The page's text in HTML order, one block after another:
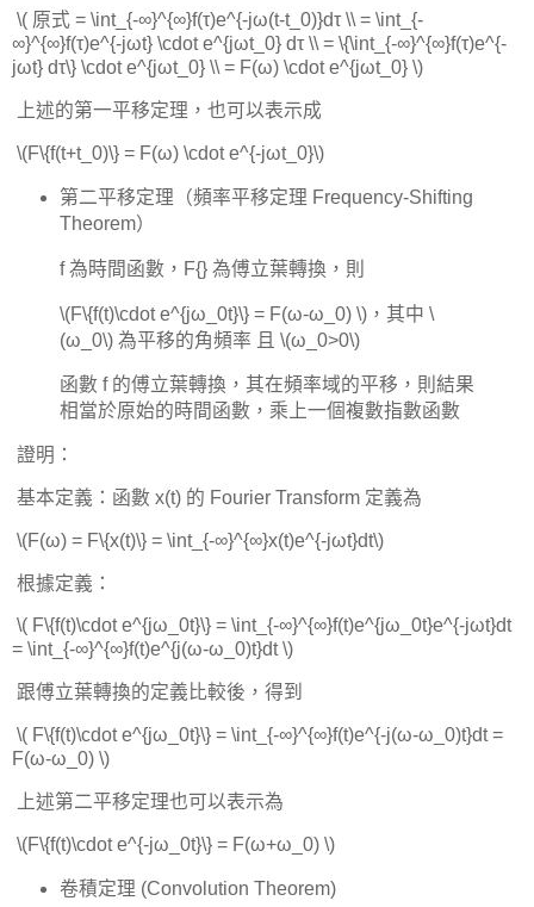
​ \( 原式 = \int_{-∞}^{∞}f(τ)e^{-jω(t-t_0)}dτ \\ ​ = \int_{-
∞}^{∞}f(τ)e^{-jωt} \cdot e^{jωt_0} dτ \\ ​ = \{\int_{-∞}^{∞}f(τ)e^{-
jωt} dτ\} \cdot e^{jωt_0} \\ ​ = F(ω) \cdot e^{jωt_0} \)
​ 上述的第一平移定理，也可以表示成
​ \(F\{f(t+t_0)\} = F(ω) \cdot e^{-jωt_0}\)
第二平移定理（頻率平移定理 Frequency-Shifting
Theorem）
f 為時間函數，F{} 為傅立葉轉換，則
\(F\{f(t)\cdot e^{jω_0t}\} = F(ω-ω_0) \)，其中 \
(ω_0\) 為平移的角頻率 且 \(ω_0>0\)
函數 f 的傅立葉轉換，其在頻率域的平移，則結果
相當於原始的時間函數，乘上一個複數指數函數
​ 證明：
​ 基本定義：函數 x(t) 的 Fourier Transform 定義為
​ \(F(ω) = F\{x(t)\} = \int_{-∞}^{∞}x(t)e^{-jωt}dt\)
​ 根據定義：
​ \( F\{f(t)\cdot e^{jω_0t}\} = \int_{-∞}^{∞}f(t)e^{jω_0t}e^{-jωt}dt
= \int_{-∞}^{∞}f(t)e^{j(ω-ω_0)t}dt \)
​ 跟傅立葉轉換的定義比較後，得到
​ \( F\{f(t)\cdot e^{jω_0t}\} = \int_{-∞}^{∞}f(t)e^{-j(ω-ω_0)t}dt =
F(ω-ω_0) \)
​ 上述第二平移定理也可以表示為
​ \(F\{f(t)\cdot e^{-jω_0t}\} = F(ω+ω_0) \)
卷積定理 (Convolution Theorem)